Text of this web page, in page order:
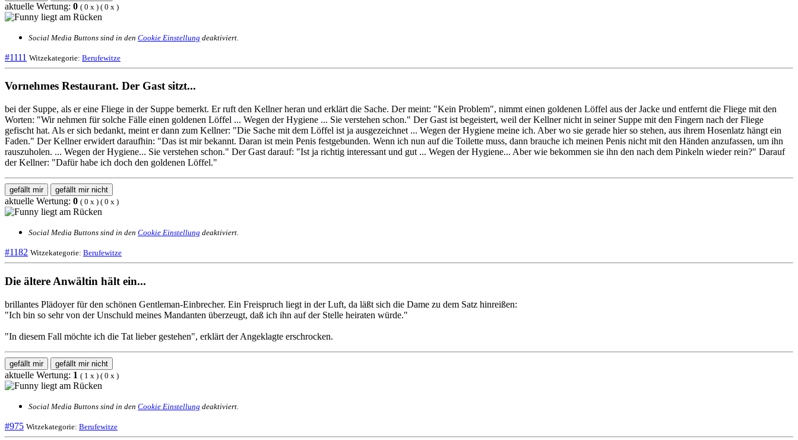
aktuelle Wertung: 0 ( 0 x ) ( 0 x )
Social Media Buttons sind in den Cookie Einstellung deaktiviert.
#1111 Witzekategorie: Berufewitze
Vornehmes Restaurant. Der Gast sitzt...
bei der Suppe, als er eine Fliege in der Suppe bemerkt. Er ruft den Kellner heran und erklärt die Sache. Der meint: "Kein Problem", nimmt einen goldenen Löffel aus der Jacke und entfernt die Fliege mit den
Worten: "Wir nehmen für solche Fälle einen goldenen Löffel ... Wegen der Hygiene ... Sie verstehen schon." Der Gast ist begeistert, weil der Kellner nicht in seiner Suppe mit den Fingern nach der Fliege
gefischt hat. Als er sich bedankt, meint er dann zum Kellner: "Die Sache mit dem Löffel ist ja ausgezeichnet ... Wegen der Hygiene meine ich. Aber wo sie gerade hier so stehen, aus ihrem Hosenlatz hängt ein
Faden." Der Kellner erwidert daraufhin: "Das ist mir bekannt. Daran ist mein Penis festgebunden. Wenn ich nun auf die Toilette muss, dann brauche ich meinen Penis nicht mit den Händen anzufassen, um ihn
rauszuholen. ... Wegen der Hygiene... Sie verstehen schon." Der Gast darauf: "Ist ja richtig interessant und gut ... Wegen der Hygiene... Aber wie bekommen sie ihn den nach dem Pinkeln wieder rein?" Darauf
der Kellner: "Dafür habe ich doch den goldenen Löffel."
gefällt mir gefällt mir nicht
aktuelle Wertung: 0 ( 0 x ) ( 0 x )
Social Media Buttons sind in den Cookie Einstellung deaktiviert.
#1182 Witzekategorie: Berufewitze
Die ältere Anwältin hält ein...
brillantes Plädoyer für den schönen Gentleman-Einbrecher. Ein Freispruch liegt in der Luft, da läßt sich die Dame zu dem Satz hinreißen:
"Ich bin so sehr von der Unschuld meines Mandanten überzeugt, daß ich ihn auf der Stelle heiraten würde."
"In diesem Fall möchte ich die Tat lieber gestehen", erklärt der Angeklagte erschrocken.
gefällt mir gefällt mir nicht
aktuelle Wertung: 1 ( 1 x ) ( 0 x )
Social Media Buttons sind in den Cookie Einstellung deaktiviert.
#975 Witzekategorie: Berufewitze